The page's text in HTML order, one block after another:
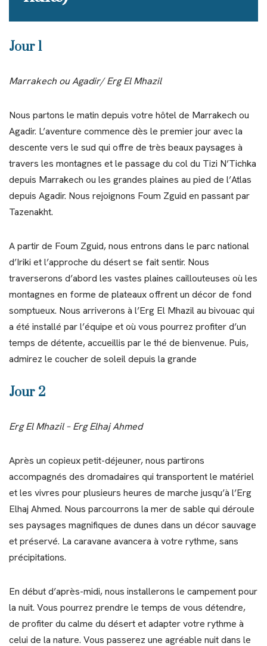
Jour 1
Marrakech ou Agadir/ Erg El Mhazil
Nous partons le matin depuis votre hôtel de Marrakech ou
Agadir. L’aventure commence dès le premier jour avec la
descente vers le sud qui offre de très beaux paysages à
travers les montagnes et le passage du col du Tizi N’Tichka
depuis Marrakech ou les grandes plaines au pied de l’Atlas
depuis Agadir. Nous rejoignons Foum Zguid en passant par
Tazenakht.
A partir de Foum Zguid, nous entrons dans le parc national
d’Iriki et l’approche du désert se fait sentir. Nous
traverserons d’abord les vastes plaines caillouteuses où les
montagnes en forme de plateaux offrent un décor de fond
somptueux. Nous arriverons à l’Erg El Mhazil au bivouac qui
a été installé par l’équipe et où vous pourrez profiter d’un
temps de détente, accueillis par le thé de bienvenue. Puis,
admirez le coucher de soleil depuis la grande
Jour 2
Erg El Mhazil – Erg Elhaj Ahmed
Après un copieux petit-déjeuner, nous partirons
accompagnés des dromadaires qui transportent le matériel
et les vivres pour plusieurs heures de marche jusqu’à l’Erg
Elhaj Ahmed. Nous parcourrons la mer de sable qui déroule
ses paysages magnifiques de dunes dans un décor sauvage
et préservé. La caravane avancera à votre rythme, sans
précipitations.
En début d’après-midi, nous installerons le campement pour
la nuit. Vous pourrez prendre le temps de vous détendre,
de profiter du calme du désert et adapter votre rythme à
celui de la nature. Vous passerez une agréable nuit dans le